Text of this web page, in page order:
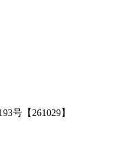
号【261029】